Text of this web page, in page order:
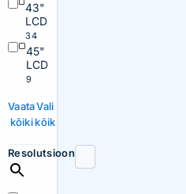
43"
LCD
34
45"
LCD
9
Vaata
kõiki
Vali
kõik
Resolutsioon